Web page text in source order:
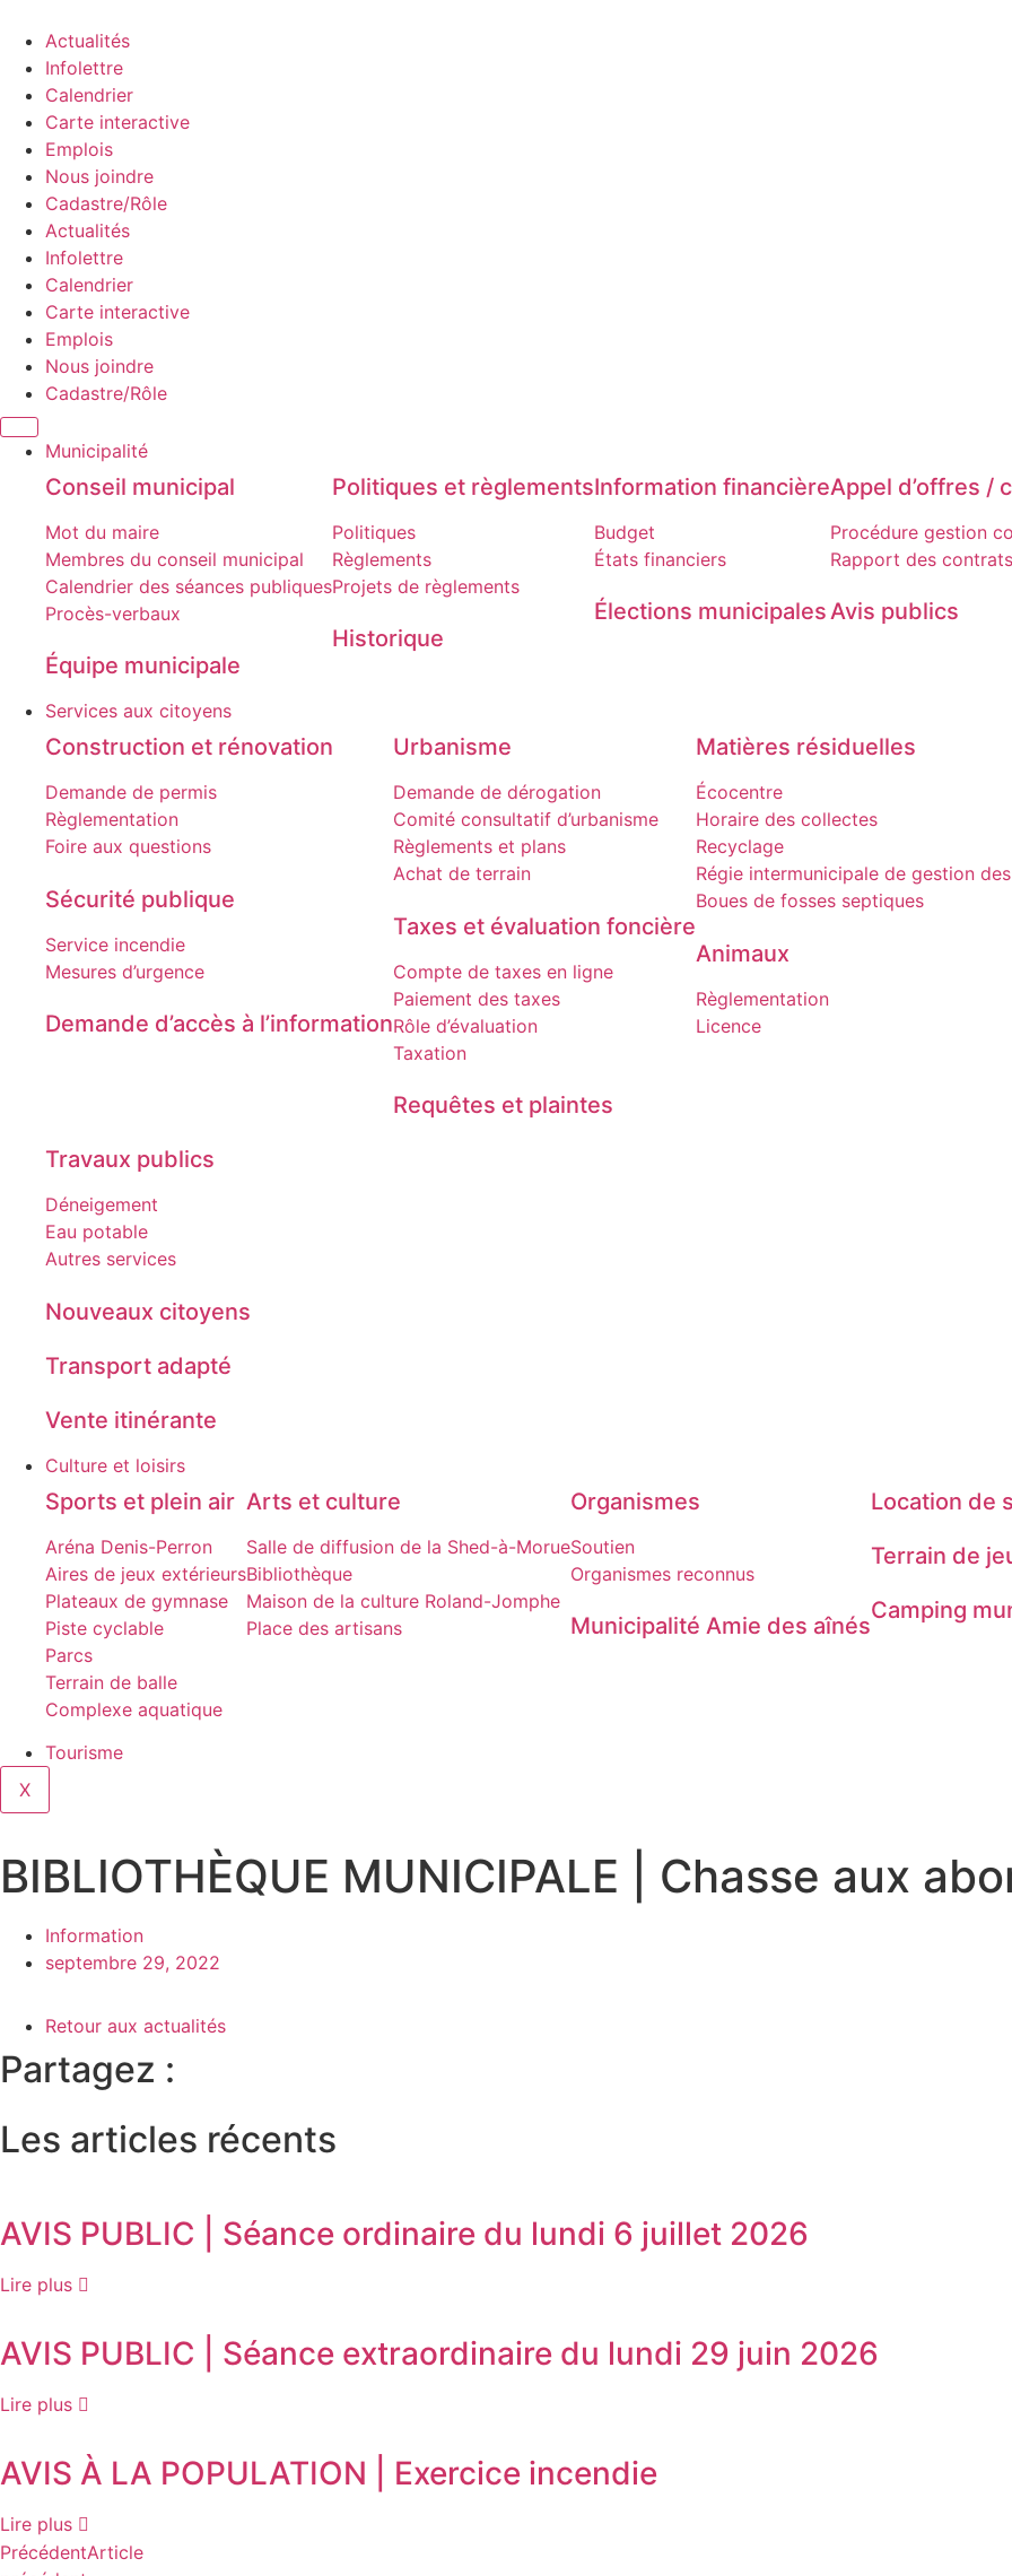
contenu
Actualités
Infolettre
Calendrier
Carte interactive
Emplois
Nous joindre
Cadastre/Rôle
Actualités
Infolettre
Calendrier
Carte interactive
Emplois
Nous joindre
Cadastre/Rôle
Municipalité
Conseil municipal​
Mot du maire
Membres du conseil municipal
Calendrier des séances publiques
Procès-verbaux
Équipe municipale​
Politiques et règlements​
Politiques
Règlements
Projets de règlements
Historique
Information financière​
Budget
États financiers
Élections municipales​​
Appel d’offres /
Procédure gestion
Rapport des
Avis publics
Services aux citoyens
Construction et rénovation
Demande de permis
Règlementation
Foire aux questions
Sécurité publique
Service incendie
Mesures d’urgence
Demande d’accès à l’information
Urbanisme
Demande de dérogation
Comité consultatif d’urbanisme
Règlements et plans
Achat de terrain
Taxes et évaluation foncière
Compte de taxes en ligne
Paiement des taxes
Rôle d’évaluation
Taxation
Requêtes et plaintes
Matières résiduelles
Écocentre
Horaire des collectes
Recyclage
Régie intermunicipale de gestion
Boues de fosses septiques
Animaux
Règlementation
Licence
Travaux publics
Déneigement
Eau potable
Autres services
Nouveaux citoyens
Transport adapté
Vente itinérante
Culture et loisirs
Sports et plein air
Aréna Denis-Perron
Aires de jeux extérieurs
Plateaux de gymnase
Piste cyclable
Parcs
Terrain de balle
Complexe aquatique
Arts et culture
Salle de diffusion de la Shed-à-Morue
Bibliothèque
Maison de la culture Roland-Jomphe
Place des artisans
Organismes
Soutien
Organismes reconnus
Municipalité Amie des aînés
Location de
Terrain de
Camping
Tourisme
X
BIBLIOTHÈQUE MUNICIPALE | Chasse aux
Information
septembre 29, 2022
Retour aux actualités
Partagez :
Les articles récents
AVIS PUBLIC | Séance ordinaire du lundi 6 juillet 2026
Lire plus
AVIS PUBLIC | Séance extraordinaire du lundi 29 juin 2026
Lire plus
AVIS À LA POPULATION | Exercice incendie
Lire plus
PrécédentArticle